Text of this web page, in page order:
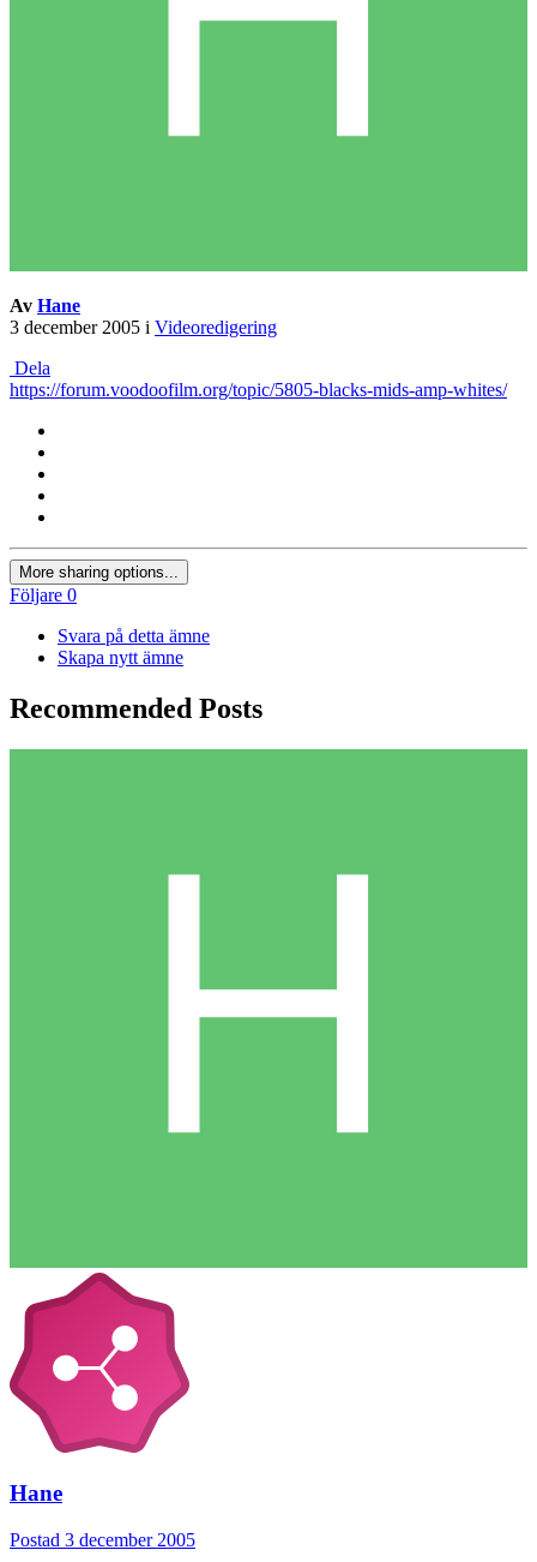
Av Hane
3 december 2005 i Videoredigering
Dela
https://forum.voodoofilm.org/topic/5805-blacks-mids-amp-whites/
More sharing options...
Följare 0
Svara på detta ämne
Skapa nytt ämne
Recommended Posts
Hane
Postad 3 december 2005